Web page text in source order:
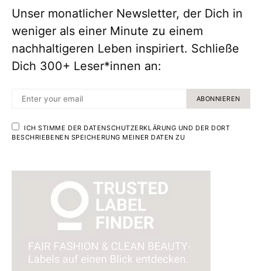
Unser monatlicher Newsletter, der Dich in
weniger als einer Minute zu einem
nachhaltigeren Leben inspiriert. Schließe
Dich 300+ Leser*innen an:
ABONNIEREN
ICH STIMME DER DATENSCHUTZERKLÄRUNG UND DER DORT
BESCHRIEBENEN SPEICHERUNG MEINER DATEN ZU